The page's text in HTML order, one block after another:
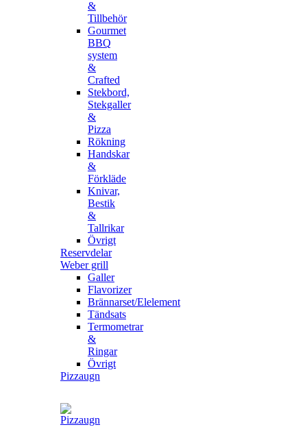
&
Tillbehör
Gourmet
BBQ
system
&
Crafted
Stekbord,
Stekgaller
&
Pizza
Rökning
Handskar
&
Förkläde
Knivar,
Bestik
&
Tallrikar
Övrigt
Reservdelar
Weber grill
Galler
Flavorizer
Brännarset/Elelement
Tändsats
Termometrar
&
Ringar
Övrigt
Pizzaugn